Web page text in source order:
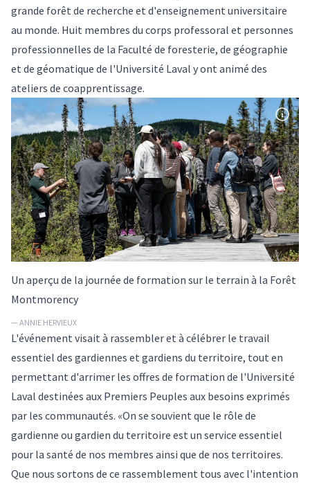
grande forêt de recherche et d'enseignement universitaire
au monde. Huit membres du corps professoral et personnes
professionnelles de la Faculté de foresterie, de géographie
et de géomatique de l'Université Laval y ont animé des
ateliers de coapprentissage.
Un aperçu de la journée de formation sur le terrain à la Forêt
Montmorency
— ANNIE HERVIEUX
L'événement visait à rassembler et à célébrer le travail
essentiel des gardiennes et gardiens du territoire, tout en
permettant d'arrimer les offres de formation de l'Université
Laval destinées aux Premiers Peuples aux besoins exprimés
par les communautés. «On se souvient que le rôle de
gardienne ou gardien du territoire est un service essentiel
pour la santé de nos membres ainsi que de nos territoires.
Que nous sortons de ce rassemblement tous avec l'intention